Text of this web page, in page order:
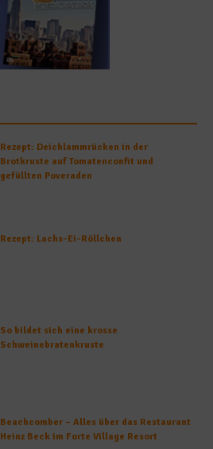
Rezept: Deichlammrücken in der
Brotkruste auf Tomatenconfit und
gefüllten Poveraden
Rezept: Lachs-Ei-Röllchen
So bildet sich eine krosse
Schweinebratenkruste
Beachcomber – Alles über das Restaurant
Heinz Beck im Forte Village Resort